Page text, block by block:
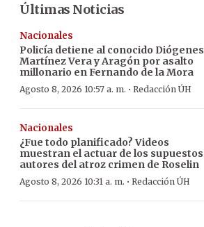
Últimas Noticias
Nacionales
Policía detiene al conocido Diógenes
Martínez Vera y Aragón por asalto
millonario en Fernando de la Mora
Agosto 8, 2026 10:57 a. m. · Redacción ÚH
Nacionales
¿Fue todo planificado? Videos
muestran el actuar de los supuestos
autores del atroz crimen de Roselin
Agosto 8, 2026 10:31 a. m. · Redacción ÚH